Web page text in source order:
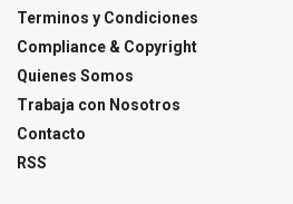
Terminos y Condiciones
Compliance & Copyright
Quienes Somos
Trabaja con Nosotros
Contacto
RSS